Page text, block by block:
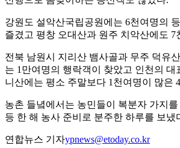
강원도 설악산국립공원에는 6천여명의
즐겼고 평창 오대산과 원주 치악산에도 7
전북 남원시 지리산 뱀사골과 무주 덕유
는 1만여명의 행락객이 찾았고 인천의 대
니산에는 평소 주말보다 1천여명이 많은
농촌 들녘에서는 농민들이 복분자 가지
등 한 해 농사 준비로 분주한 하루를 보냈
연합뉴스 기자ypnews@etoday.co.kr